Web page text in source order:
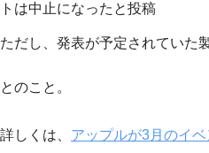
トは中止になったと投稿
ただし、発表が予定されていた
とのこと。
詳しくは、 アップルが3月のイ